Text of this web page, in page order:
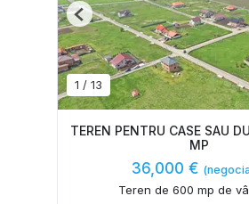
1 / 13
Previous
TEREN PENTRU CASE SAU
MP
36,000 €
Teren de 600 mp de